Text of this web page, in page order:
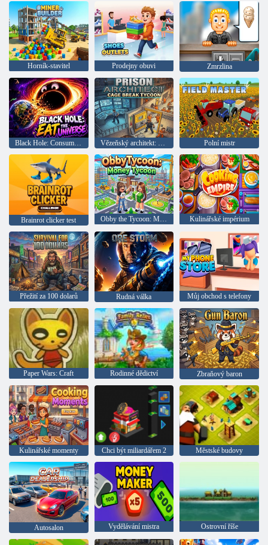
Horník-stavitel Prodejny obuvi Zmrzlina
Black Hole: Consume the Universe Vězeňský architekt: Tajný útěk z klece Polní mistr
Brainrot clicker test Obby the Tycoon: Money Tycoon Kulinářské impérium
Přežití za 100 dolarů Rudná válka Můj obchod s telefony
Paper Wars: Craft Rodinné dědictví Zbraňový baron
Kulinářské momenty Chci být miliardářem 2 Městské budovy
Autosalon Vydělávání mistra Ostrovní říše